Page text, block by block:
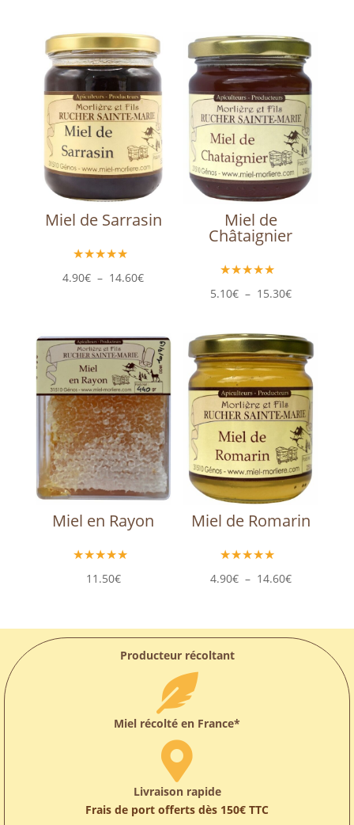
Miel de Sarrasin
4.90€ – 14.60€Plage
14.60€
Miel de
Châtaignier
5.10€ – 15.30€Plage
5.10€
à
15.30€
Miel en Rayon
11.50€
Miel de Romarin
4.90€ – 14.60€Plage
à
14.60€
Producteur récoltant

Miel récolté en France*

Livraison rapide
Frais de port offerts dès 150€ TTC